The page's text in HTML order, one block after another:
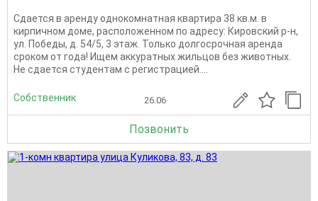
Сдается в аренду однокомнатная квартира 38 кв.м. в
кирпичном доме, расположенном по адресу: Кировский р-н,
ул. Победы, д. 54/5, 3 этаж. Только долгосрочная аренда
сроком от года! Ищем аккуратных жильцов без животных.
Не сдается студентам с регистрацией....
Собственник 26.06
Позвонить